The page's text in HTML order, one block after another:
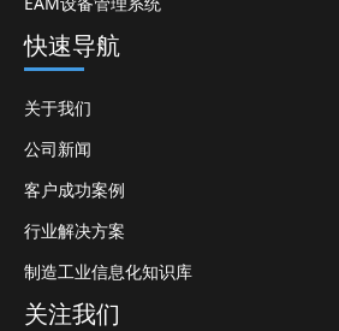
快速导航
关于我们
公司新闻
客户成功案例
行业解决方案
制造工业信息化知识库
关注我们